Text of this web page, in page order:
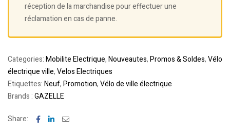
réception de la marchandise pour effectuer une
réclamation en cas de panne.
Categories:Mobilite Electrique,Nouveautes,Promos & Soldes,Vélo
électrique ville,Velos Electriques
Etiquettes:Neuf,Promotion,Vélo de ville électrique
Brands :GAZELLE
Share: Facebook
LinkedinEmail